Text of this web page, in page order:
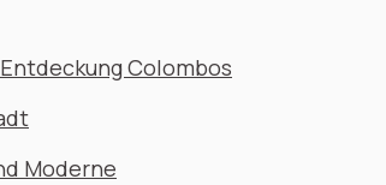
Colombos
Moderne